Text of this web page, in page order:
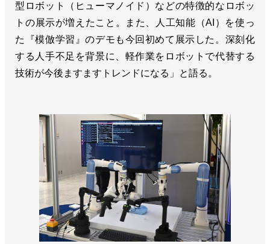
型ロボット（ヒューマノイド）などの特徴的なロボッ
トの展示が増えたこと。また、人工知能（AI）を使っ
た『模倣学習』のデモも今回初めて展示した。深刻化
する人手不足を背景に、軽作業をロボットで代替する
技術が今後ますますトレンドになる」と語る。